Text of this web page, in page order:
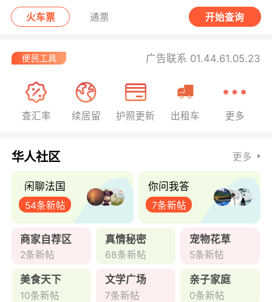
西班牙小偷在法行窃被捕！
火车票 通票 开始查询
广告联系 01.44.61.05.23
查汇率 续居留 护照更新 出租车 更多
华人社区 更多
闲聊法国
54条新帖
你问我答
7条新帖
商家自荐区
2条新帖
真情秘密
68条新帖
宠物花草
5条新帖
美食天下
10条新帖
文学广场
7条新帖
亲子家庭
0条新帖